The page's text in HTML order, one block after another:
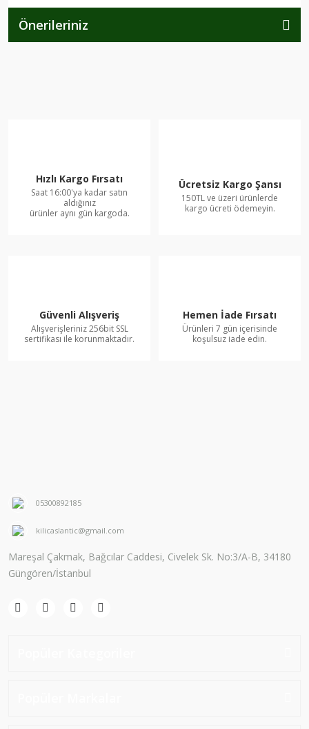
Önerileriniz
Hızlı Kargo Fırsatı
Saat 16:00'ya kadar satın
aldığınız
ürünler aynı gün kargoda.
Ücretsiz Kargo Şansı
150TL ve üzeri ürünlerde
kargo ücreti ödemeyin.
Güvenli Alışveriş
Alışverişleriniz 256bit SSL
sertifikası ile korunmaktadır.
Hemen İade Fırsatı
Ürünleri 7 gün içerisinde
koşulsuz iade edin.
05300892185
kilicaslantic@gmail.com
Mareşal Çakmak, Bağcılar Caddesi, Civelek Sk. No:3/A-B, 34180
Güngören/İstanbul